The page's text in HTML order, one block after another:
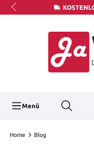
Menü
Home Blog